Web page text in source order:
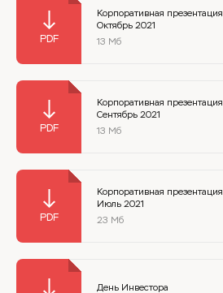
Корпоративная презентация.
Октябрь 2021
13 Мб
Корпоративная презентация.
Сентябрь 2021
13 Мб
Корпоративная презентация.
Июль 2021
23 Мб
День Инвестора